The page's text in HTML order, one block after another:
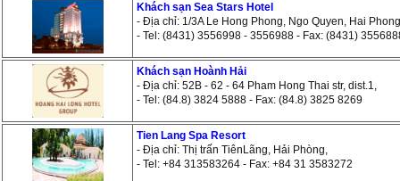
Khách sạn Sea Stars Hotel
- Địa chỉ: 1/3A Le Hong Phong, Ngo Quyen, Hai Phong
- Tel: (8431) 3556998 - 3556988 - Fax: (8431)
Khách sạn Hoành Hải
- Địa chỉ: 52B - 62 - 64 Pham Hong Thai str, dist.1,
- Tel: (84.8) 3824 5888 - Fax: (84.8) 3825 8269
Tien Lang Spa Resort
- Địa chỉ: Thị trấn TiênLãng, Hải Phòng,
- Tel: +84 313583264 - Fax: +84 31 3583272